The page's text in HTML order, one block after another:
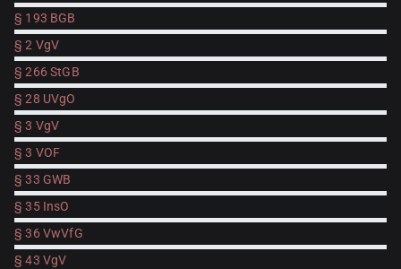
§ 193 BGB
§ 2 VgV
§ 266 StGB
§ 28 UVgO
§ 3 VgV
§ 3 VOF
§ 33 GWB
§ 35 InsO
§ 36 VwVfG
§ 43 VgV